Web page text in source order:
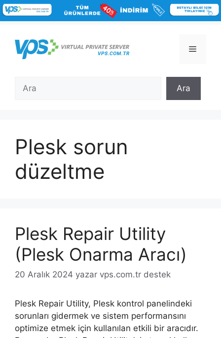
İçeriğe
atla
Menü
Ara
Plesk sorun
düzeltme
Plesk Repair Utility
(Plesk Onarma Aracı)
20 Aralık 2024 yazar vps.com.tr destek
Plesk Repair Utility, Plesk kontrol panelindeki
sorunları gidermek ve sistem performansını
optimize etmek için kullanılan etkili bir aracıdır.